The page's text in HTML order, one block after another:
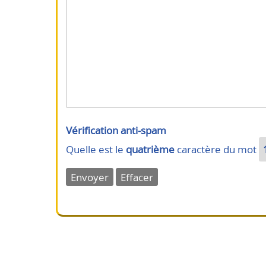
Vérification anti-spam
Quelle est le quatrième caractère du mot